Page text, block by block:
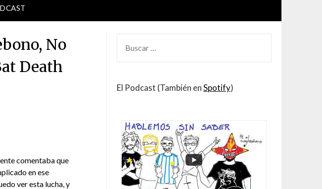
No
Death
comentaba que
en ese
ver esta lucha, y
POR:
El Podcast (También enSpotify)